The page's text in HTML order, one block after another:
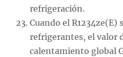
refrigeración.
Cuando el
refrigerantes, el valor
calentamiento global